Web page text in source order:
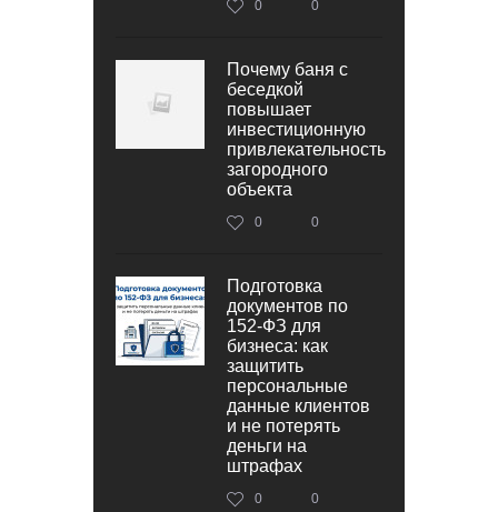
0 0
Почему баня с
беседкой
повышает
инвестиционную
привлекательность
загородного
объекта
0 0
Подготовка
документов по
152‑ФЗ для
бизнеса: как
защитить
персональные
данные клиентов
и не потерять
деньги на
штрафах
0 0